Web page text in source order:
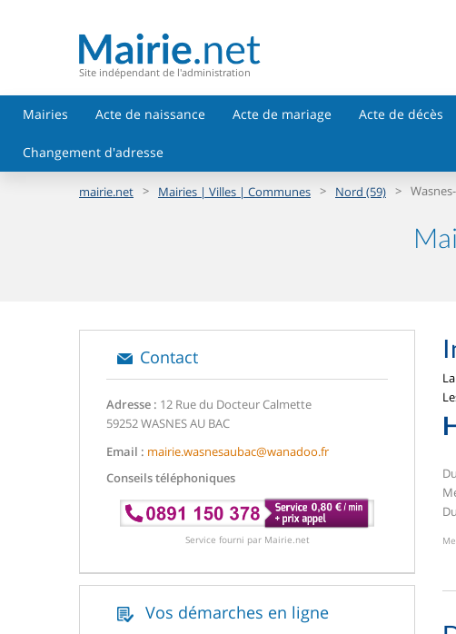
Site indépendant de l'administration
Mairies Acte de naissance Acte de mariage Acte de décès
Changement d'adresse
mairie.net > Mairies | Villes | Communes > Nord (59) >
Contact
Adresse : 12 Rue du Docteur Calmette
59252 WASNES AU BAC
Email : mairie.wasnesaubac@wanadoo.fr
Conseils téléphoniques
Service fourni par Mairie.net
Vos démarches en ligne